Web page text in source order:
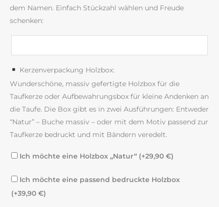
dem Namen. Einfach Stückzahl wählen und Freude
schenken:
Kerzenverpackung Holzbox:
Wunderschöne, massiv gefertigte Holzbox für die
Taufkerze oder Aufbewahrungsbox für kleine Andenken an
die Taufe. Die Box gibt es in zwei Ausführungen: Entweder
“Natur” – Buche massiv – oder mit dem Motiv passend zur
Taufkerze bedruckt und mit Bändern veredelt.
Ich möchte eine Holzbox „Natur“ (+29,90 €)
Ich möchte eine passend bedruckte Holzbox
(+39,90 €)